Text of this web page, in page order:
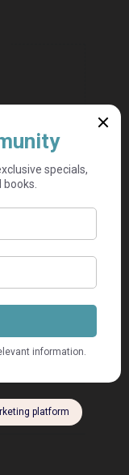
— no
per seller